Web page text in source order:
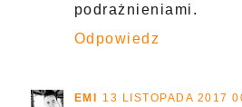
podrażnieniami.
Odpowiedz
EMI 13 LISTOPADA 2017